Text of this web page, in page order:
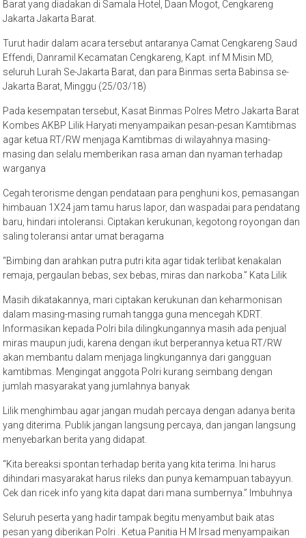
Barat yang diadakan di Samala Hotel, Daan Mogot, Cengkareng
Jakarta Jakarta Barat.
Turut hadir dalam acara tersebut antaranya Camat Cengkareng Saud
Effendi, Danramil Kecamatan Cengkareng, Kapt. inf M Misin MD,
seluruh Lurah Se-Jakarta Barat, dan para Binmas serta Babinsa se-
Jakarta Barat, Minggu (25/03/18)
Pada kesempatan tersebut, Kasat Binmas Polres Metro Jakarta Barat
Kombes AKBP Lilik Haryati menyampaikan pesan-pesan Kamtibmas
agar ketua RT/RW menjaga Kamtibmas di wilayahnya masing-
masing dan selalu memberikan rasa aman dan nyaman terhadap
warganya
Cegah terorisme dengan pendataan para penghuni kos, pemasangan
himbauan 1X24 jam tamu harus lapor, dan waspadai para pendatang
baru, hindari intoleransi. Ciptakan kerukunan, kegotong royongan dan
saling toleransi antar umat beragama
“Bimbing dan arahkan putra putri kita agar tidak terlibat kenakalan
remaja, pergaulan bebas, sex bebas, miras dan narkoba.” Kata Lilik
Masih dikatakannya, mari ciptakan kerukunan dan keharmonisan
dalam masing-masing rumah tangga guna mencegah KDRT.
Informasikan kepada Polri bila dilingkungannya masih ada penjual
miras maupun judi, karena dengan ikut berperannya ketua RT/RW
akan membantu dalam menjaga lingkungannya dari gangguan
kamtibmas. Mengingat anggota Polri kurang seimbang dengan
jumlah masyarakat yang jumlahnya banyak
Lilik menghimbau agar jangan mudah percaya dengan adanya berita
yang diterima. Publik jangan langsung percaya, dan jangan langsung
menyebarkan berita yang didapat.
“Kita bereaksi spontan terhadap berita yang kita terima. Ini harus
dihindari masyarakat harus rileks dan punya kemampuan tabayyun.
Cek dan ricek info yang kita dapat dari mana sumbernya.” Imbuhnya
Seluruh peserta yang hadir tampak begitu menyambut baik atas
pesan yang diberikan Polri . Ketua Panitia H M Irsad menyampaikan